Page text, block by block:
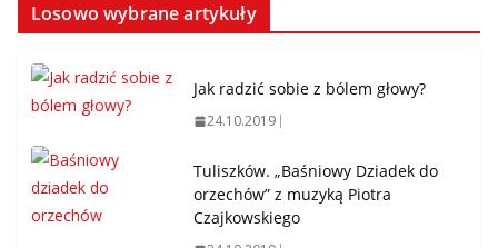
Losowo wybrane artykuły
Jak radzić sobie z bólem głowy?
24.10.2019
Tuliszków. „Baśniowy Dziadek do
orzechów” z muzyką Piotra
Czajkowskiego